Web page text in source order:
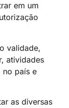
em um
validade,
atividades
no país e
as diversas